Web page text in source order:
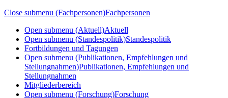
Close submenu (Fachpersonen)Fachpersonen
Open submenu (Aktuell)Aktuell
Open submenu (Standespolitik)Standespolitik
Fortbildungen und Tagungen
Open submenu (Publikationen, Empfehlungen und
Stellungnahmen)Publikationen, Empfehlungen und
Stellungnahmen
Mitgliederbereich
Open submenu (Forschung)Forschung